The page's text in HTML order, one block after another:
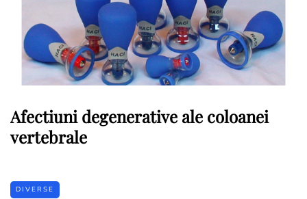
Afectiuni degenerative ale coloanei
vertebrale
DIVERSE